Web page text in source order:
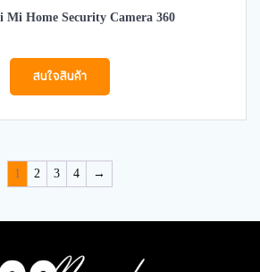
Home Security Camera 360
สนใจสินค้า
1 2 3 4 →